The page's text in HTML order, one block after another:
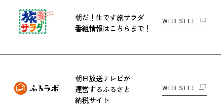
朝だ！生です旅サラダ
番組情報はこちらまで！
WEB SITE
朝日放送テレビが
運営するふるさと
納税サイト
WEB SITE